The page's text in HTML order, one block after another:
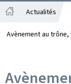
Actualités
Avènement au